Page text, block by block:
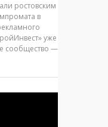
ростовским
в
уже
сообщество —